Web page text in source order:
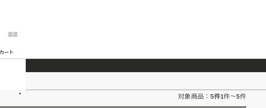
2026/7/23 『ONE PIECE magazine 021 ONE PIECEカード付き同梱版』発売延期のご案内
0
カート
対象商品： 5件1件～5件